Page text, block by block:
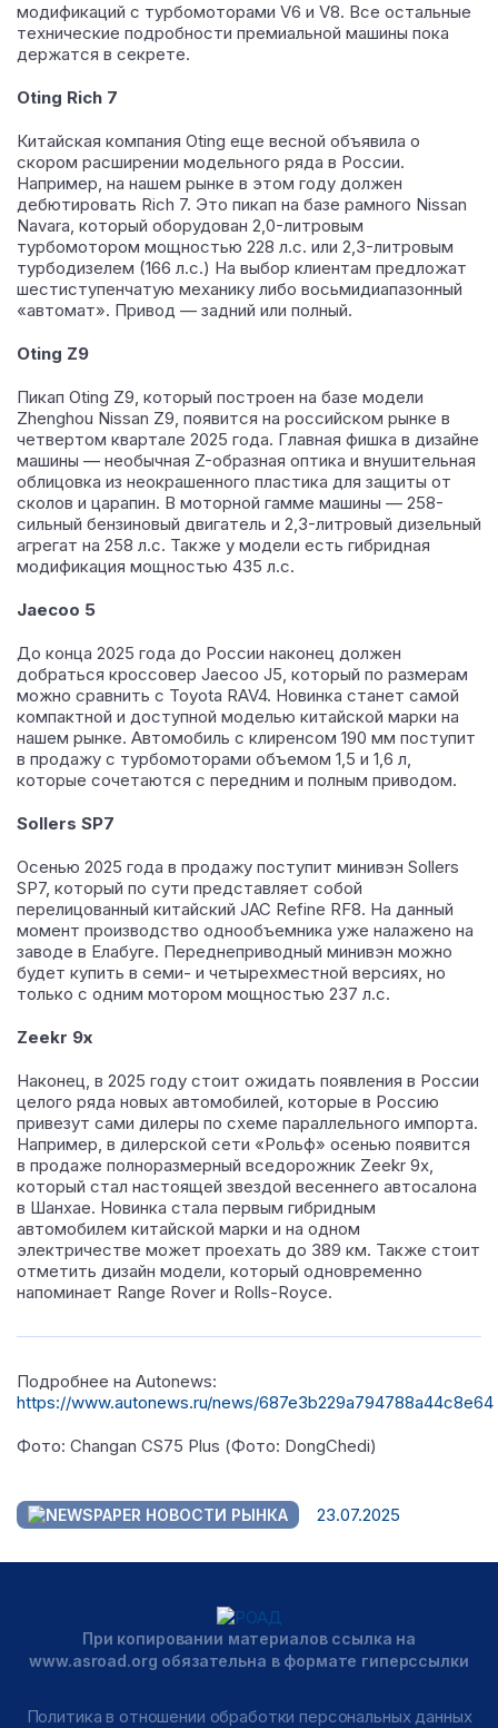
модификаций с турбомоторами V6 и V8. Все остальные
технические подробности премиальной машины пока
держатся в секрете.
Oting Rich 7
Китайская компания Oting еще весной объявила о
скором расширении модельного ряда в России.
Например, на нашем рынке в этом году должен
дебютировать Rich 7. Это пикап на базе рамного Nissan
Navara, который оборудован 2,0-литровым
турбомотором мощностью 228 л.с. или 2,3-литровым
турбодизелем (166 л.с.) На выбор клиентам предложат
шестиступенчатую механику либо восьмидиапазонный
«автомат». Привод — задний или полный.
Oting Z9
Пикап Oting Z9, который построен на базе модели
Zhenghou Nissan Z9, появится на российском рынке в
четвертом квартале 2025 года. Главная фишка в дизайне
машины — необычная Z-образная оптика и внушительная
облицовка из неокрашенного пластика для защиты от
сколов и царапин. В моторной гамме машины — 258-
сильный бензиновый двигатель и 2,3-литровый дизельный
агрегат на 258 л.с. Также у модели есть гибридная
модификация мощностью 435 л.с.
Jaecoo 5
До конца 2025 года до России наконец должен
добраться кроссовер Jaecoo J5, который по размерам
можно сравнить с Toyota RAV4. Новинка станет самой
компактной и доступной моделью китайской марки на
нашем рынке. Автомобиль с клиренсом 190 мм поступит
в продажу с турбомоторами объемом 1,5 и 1,6 л,
которые сочетаются с передним и полным приводом.
Sollers SP7
Осенью 2025 года в продажу поступит минивэн Sollers
SP7, который по сути представляет собой
перелицованный китайский JAC Refine RF8. На данный
момент производство однообъемника уже налажено на
заводе в Елабуге. Переднеприводный минивэн можно
будет купить в семи- и четырехместной версиях, но
только с одним мотором мощностью 237 л.с.
Zeekr 9x
Наконец, в 2025 году стоит ожидать появления в России
целого ряда новых автомобилей, которые в Россию
привезут сами дилеры по схеме параллельного импорта.
Например, в дилерской сети «Рольф» осенью появится
в продаже полноразмерный вседорожник Zeekr 9x,
который стал настоящей звездой весеннего автосалона
в Шанхае. Новинка стала первым гибридным
автомобилем китайской марки и на одном
электричестве может проехать до 389 км. Также стоит
отметить дизайн модели, который одновременно
напоминает Range Rover и Rolls-Royce.
Подробнее на Autonews:
https://www.autonews.ru/news/687e3b229a794788a44c8e64
Фото: Changan CS75 Plus (Фото: DongChedi)
НОВОСТИ РЫНКА 23.07.2025
При копировании материалов ссылка на
www.asroad.org обязательна в формате гиперссылки
Политика в отношении обработки персональных данных